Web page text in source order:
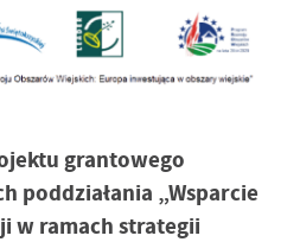
grantowego
poddziałania „Wsparcie
w ramach strategii